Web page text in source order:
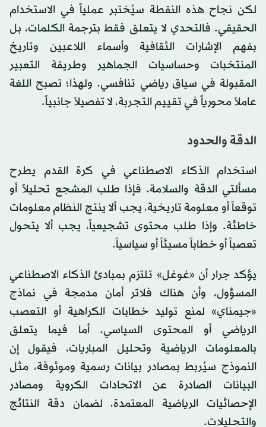
لكن نجاح هذه النقطة سيُختبر عملياً في الاستخدام
الحقيقي. فالتحدي لا يتعلق فقط بترجمة الكلمات، بل
بفهم الإشارات الثقافية وأسماء اللاعبين وتاريخ
المنتخبات وحساسيات الجماهير وطريقة التعبير
المقبولة في سياق رياضي تنافسي. ولهذا؛ تصبح اللغة
عاملاً محورياً في تقييم التجربة، لا تفصيلاً جانبياً.
الدقة والحدود
استخدام الذكاء الاصطناعي في كرة القدم يطرح
مسألتي الدقة والسلامة. فإذا طلب المشجع تحليلاً أو
توقعاً أو معلومة تاريخية، يجب ألا ينتج النظام معلومات
خاطئة. وإذا طلب محتوى تشجيعياً، يجب ألا يتحول
تعصباً أو خطاباً مسيئاً أو سياسياً.
يؤكد جرار أن «غوغل» تلتزم بمبادئ الذكاء الاصطناعي
المسؤول، وأن هناك فلاتر أمان مدمجة في نماذج
«جيمناي» لمنع توليد خطابات الكراهية أو التعصب
الرياضي أو المحتوى السياسي. أما فيما يتعلق
بالمعلومات الرياضية وتحليل المباريات، فيقول إن
النموذج سيُربط بمصادر بيانات رسمية وموثوقة، مثل
البيانات الصادرة عن الاتحادات الكروية ومصادر
الإحصائيات الرياضية المعتمدة، لضمان دقة النتائج
والتحليلات.